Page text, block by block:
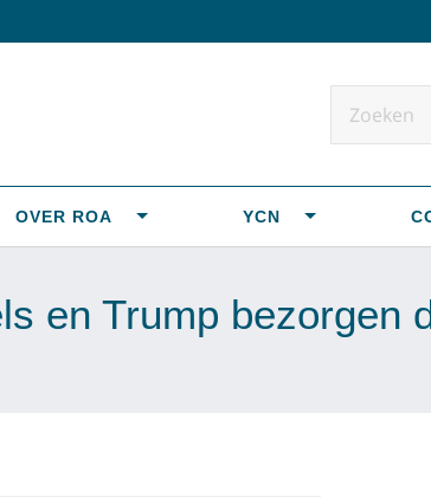
OVER ROA YCN
en Trump bezorgen